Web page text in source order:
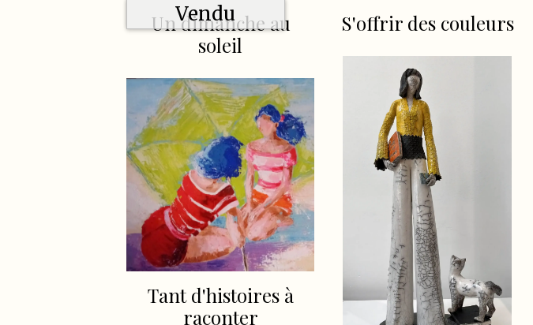
Vendu
Un dimanche au
soleil
S'offrir des couleurs
Tant d'histoires à
raconter